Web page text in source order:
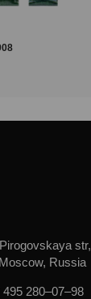
str,
Russia
495 280–07–98